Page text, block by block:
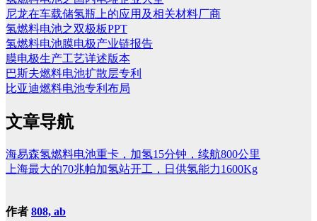
尼龙在车载储氢瓶上的应用及相关材料厂商
氢燃料电池之双极板PPT
氢燃料电池膜电极产业链报告
膜电极生产工艺详述版本
巴斯夫燃料电池扩散层专利
比亚迪燃料电池专利布局
文章导航
海易森氢燃料电池重卡，加氢15分钟，续航800公里
上海最大的70兆帕加氢站开工，日供氢能力1600Kg
作者 808, ab